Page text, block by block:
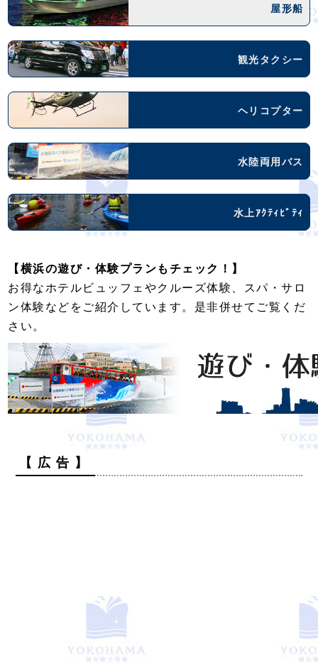
屋形船
観光タクシー
ヘリコプター
水陸両用バス
水上ｱｸﾃｨﾋﾞﾃｨ
【横浜の遊び・体験プランもチェック！】
お得なホテルビュッフェやクルーズ体験、スパ・サロ
ン体験などをご紹介しています。是非併せてご覧くだ
さい。
【 広 告 】